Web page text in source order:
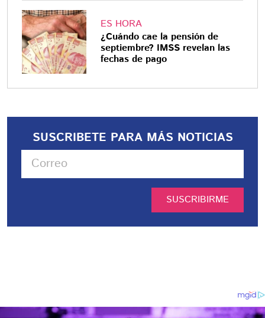
ES HORA
¿Cuándo cae la pensión de
septiembre? IMSS revelan las
fechas de pago
SUSCRIBETE PARA MÁS NOTICIAS
SUSCRIBIRME